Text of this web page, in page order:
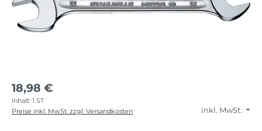
18,98 €
Inhalt: 1 ST
inkl. MwSt.
Preise inkl. MwSt. zzgl. Versandkosten